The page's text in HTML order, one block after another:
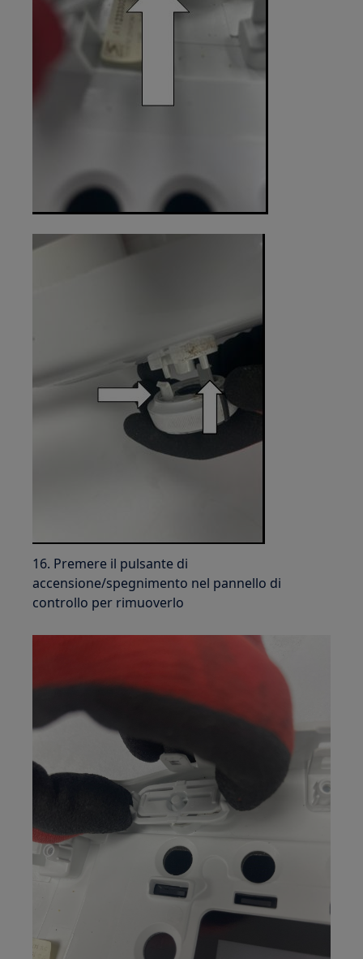
16. Premere il pulsante di
accensione/spegnimento nel pannello di
controllo per rimuoverlo